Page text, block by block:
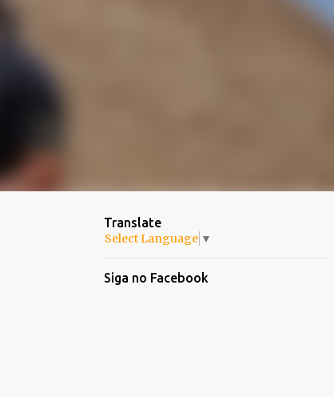
Translate
Select Language ▼
Siga no Facebook